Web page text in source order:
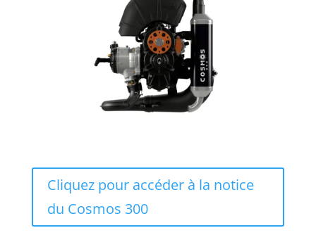
Cliquez pour accéder à la notice
du Cosmos 300